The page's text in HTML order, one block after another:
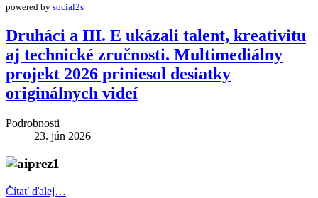
powered by social2s
Druháci a III. E ukázali talent, kreativitu
aj technické zručnosti. Multimediálny
projekt 2026 priniesol desiatky
originálnych videí
Podrobnosti
23. jún 2026
Čítať ďalej…